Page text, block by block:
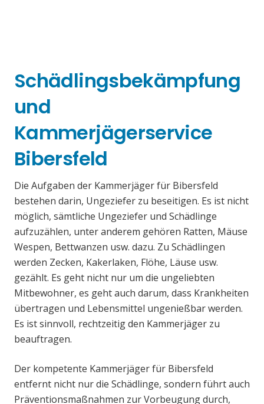
Schädlingsbekämpfung
und
Kammerjägerservice
Bibersfeld
Die Aufgaben der Kammerjäger für Bibersfeld
bestehen darin, Ungeziefer zu beseitigen. Es ist nicht
möglich, sämtliche Ungeziefer und Schädlinge
aufzuzählen, unter anderem gehören Ratten, Mäuse
Wespen, Bettwanzen usw. dazu. Zu Schädlingen
werden Zecken, Kakerlaken, Flöhe, Läuse usw.
gezählt. Es geht nicht nur um die ungeliebten
Mitbewohner, es geht auch darum, dass Krankheiten
übertragen und Lebensmittel ungenießbar werden.
Es ist sinnvoll, rechtzeitig den Kammerjäger zu
beauftragen.
Der kompetente Kammerjäger für Bibersfeld
entfernt nicht nur die Schädlinge, sondern führt auch
Präventionsmaßnahmen zur Vorbeugung durch,